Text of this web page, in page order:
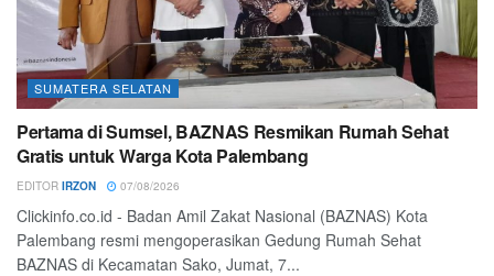
SUMATERA SELATAN
Pertama di Sumsel, BAZNAS Resmikan Rumah Sehat
Gratis untuk Warga Kota Palembang
EDITOR IRZON 07/08/2026
Clickinfo.co.id - Badan Amil Zakat Nasional (BAZNAS) Kota
Palembang resmi mengoperasikan Gedung Rumah Sehat
BAZNAS di Kecamatan Sako, Jumat, 7...